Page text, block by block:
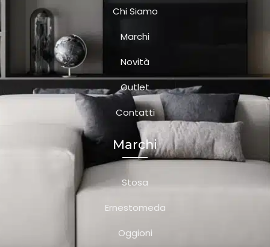
Chi Siamo
Marchi
Novità
Outlet
Contatti
Marchi
Stosa
Ernestomeda
Oggioni